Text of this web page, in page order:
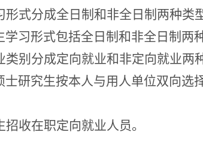
形式分成全日制和非全日制两种类
习形式包括全日制和非全日制两种
类别分成定向就业和非定向就业两
研究生按本人与用人单位双向选
收在职定向就业人员。